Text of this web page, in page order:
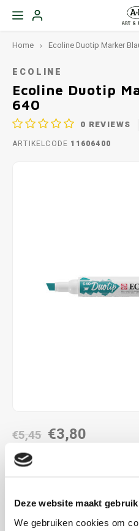
Deze website maakt
We gebruiken cookies om
Home Ecoline Duotip Marker
ECOLINE
Ecoline Duotip
640
0 REVIEWS
ARTIKELCODE 11606400
€5,45 €3,80
DIRECT LEVERBAAR
meer